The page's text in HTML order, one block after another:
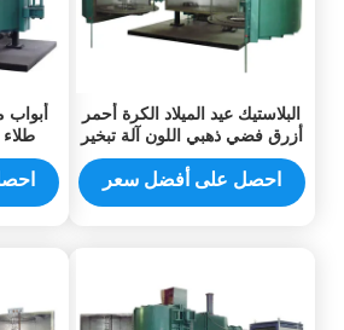
البلاستيك عيد الميلاد الكرة أحمر
أزرق فضي ذهبي اللون آلة تبخير
فراغ طلاء
احصل على أفضل سعر
أبواب